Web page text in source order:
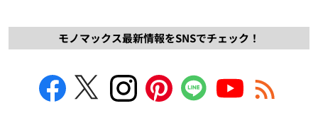
モノマックス最新情報をSNSでチェック！